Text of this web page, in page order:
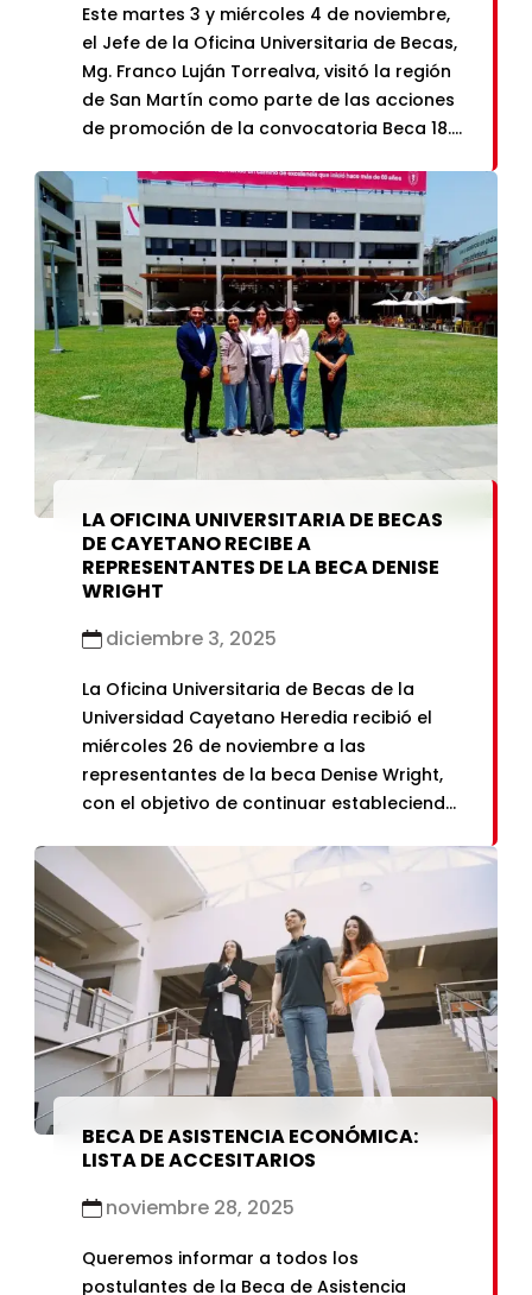
Este martes 3 y miércoles 4 de noviembre,
el Jefe de la Oficina Universitaria de Becas,
Mg. Franco Luján Torrealva, visitó la región
de San Martín como parte de las acciones
de promoción de la convocatoria Beca 18.
provincia de Moyobamba, donde se renovó
el […]
LA OFICINA UNIVERSITARIA DE BECAS
DE CAYETANO RECIBE A
REPRESENTANTES DE LA BECA DENISE
WRIGHT
diciembre 3, 2025
La Oficina Universitaria de Becas de la
Universidad Cayetano Heredia recibió el
miércoles 26 de noviembre a las
representantes de la beca Denise Wright,
con el objetivo de continuar estableciendo
brindar más oportunidades a jóvenes
talentosos y reducir las brechas
educativas. Durante la visita, las
representantes de Denise Wright, junto […]
BECA DE ASISTENCIA ECONÓMICA:
LISTA DE ACCESITARIOS
noviembre 28, 2025
Queremos informar a todos los
postulantes de la Beca de Asistencia